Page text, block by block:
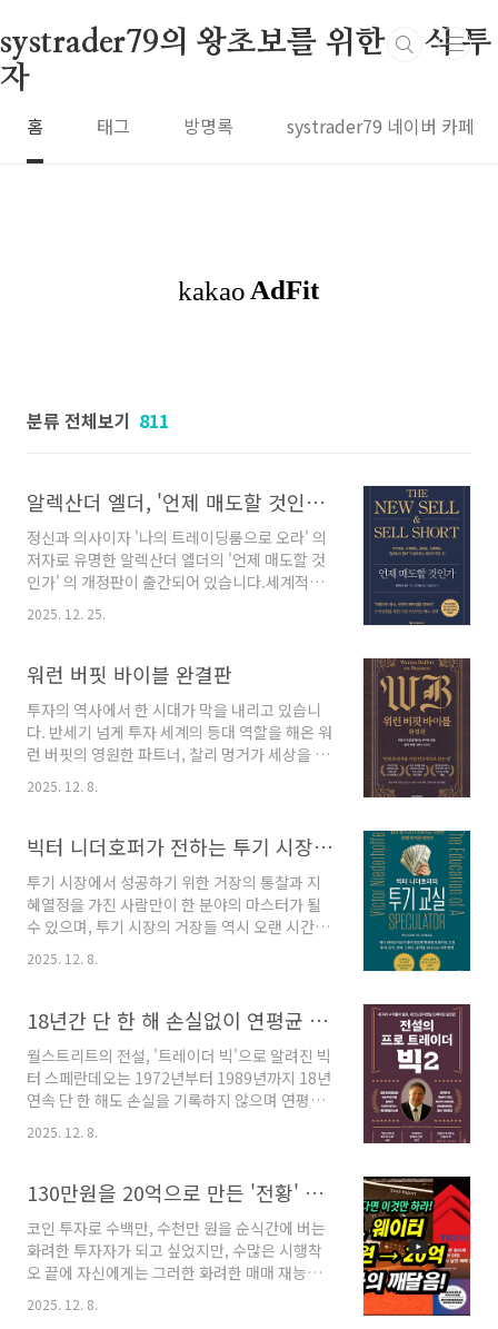
systrader79의 왕초보를 위한 주식 투
자
홈 태그 방명록 systrader79 네이버 카페
분류 전체보기 811
알렉산더 엘더, '언제 매도할 것인가' 개정판 출간
정신과 의사이자 '나의 트레이딩룸으로 오라' 의
저자로 유명한 알렉산더 엘더의 '언제 매도할 것
인가' 의 개정판이 출간되어 있습니다.세계적인
트레이더이자 정신과 의사 출신의 투자 전문가인
알렉산더 엘더(Alexander Elder) 박사의 저서
Short)'에서는 주식 투자 과정에서 매수만큼이
리, 그리고 원칙을 체계적으로 다루고 있습니다.
투자자들이 흔히 겪는 "내가 팔면 오르는" 현상
의 심리적 원인을 파헤치고, 감정에 휘둘리지 않
는 객관적인 매도 기준을 수립하는 방법을 제시
친 영향, 책의 핵심 개념인 '3..
2025. 12. 25.
워런 버핏 바이블 완결판
투자의 역사에서 한 시대가 막을 내리고 있습니
다. 반세기 넘게 투자 세계의 등대 역할을 해온 워
런 버핏의 영원한 파트너, 찰리 멍거가 세상을 떠
났고, '오마하의 현인' 워런 버핏 자신도 2025년
말을 끝으로 버크셔 해서웨이의 경영 일선에서
투자자의 은퇴를 넘어, 지난 60년간 세계 자본시
의 전당으로 들어섬을 의미합니다.변동성과 불확
실성이 지배하는 이 시대에, 우리는 이제 어디에
서 투자의 길을 물어야 할까요? 바로 이 절박한
질문에 답하듯, 그의 모든 지혜를 집대성한 단 한
와 경영, 삶의 지혜 1983~2025』입니..
2025. 12. 8.
빅터 니더호퍼가 전하는 투기 시장에서 살아남아 거장이 되는 노하우
투기 시장에서 성공하기 위한 거장의 통찰과 지
혜열정을 가진 사람만이 한 분야의 마스터가 될
수 있으며, 투기 시장의 거장들 역시 오랜 시간과
노력을 통해 그 자리에 오르게 됩니다. 성공은 절
대 갑자기 찾아오는 것이 아니며, 마스터의 경지
결실을 맺게 되는 것인데요. 이렇듯 성공을 설계
하는 사람도, 심지어 패배를 설계하는 사람도 결
국은 자기 자신이라는 점을 깊이 인식해야 합니
다. 따라서 진정으로 훌륭한 선수는 자신이 언제
나 배울 것이 많다는 사실을 겸손하게 아는 사람
이며, 경험을 통해 학습하지 못하는 선수는 그 어
해서는 단순한 기량을 쌓는 훈련보다는 분노를
조절하는 ..
2025. 12. 8.
18년간 단 한 해 손실없이 연평균 72%의 수익을 올린 빅터 스페란데오의 매매 기법
월스트리트의 전설, '트레이더 빅'으로 알려진 빅
터 스페란데오는 1972년부터 1989년까지 18년
연속 단 한 해도 손실을 기록하지 않으며 연평균
. 그의 투자 여정에서 가장 극적인 순간은 1987년
측하고, '블랙 먼데이' 당일 다우존스 지수를 공매
도하여 하루 만에 300%의 수익을 올린 사건일
것입니다 .이처럼 놀라운 성과의 이면에는 그만
의 독창적이고 통합적인 투자 철학이 자리 잡고
있는데, 바로 경제 펀더멘털 분석과 기술적 분석
을 결합한 '테크노펀더멘털(Techno-
2025. 12. 8.
130만원을 20억으로 만든 '전황' 트레이더의 대형주 추세 추종 매매 원칙
코인 투자로 수백만, 수천만 원을 순식간에 버는
화려한 투자자가 되고 싶었지만, 수많은 시행착
오 끝에 자신에게는 그러한 화려한 매매 재능이
니다. 그는 막노동으로 번 1천만 원으로 주식을
2025. 12. 8.